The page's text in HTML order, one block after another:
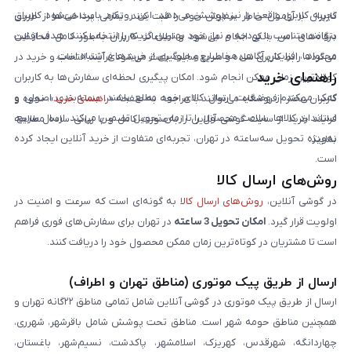
تجربه کاربری واقعی را نیز پوشش می‌دهد. این رویکرد باعث می‌شود کاربران
بتوانند متناسب با بودجه و نیاز خود بهترین گزینه را انتخاب کنند. هدف از این
محتواها، افزایش آگاهی مخاطبان و جلوگیری از خریدهای اشتباه است.
کاربران با آرامش خاطر سفارش خود را ثبت کنند. تمامی پرداخت‌ها از طریق
درگاه‌های امن بانکی انجام می‌شود و اطلاعات کاربران به‌طور کامل محافظت
می‌گردد. رابط کاربری ساده و سریع سایت باعث می‌شود فرآیند انتخاب و خرید در
کوتاه‌ترین زمان ممکن انجام شود. امکان پیگیری لحظه‌ای سفارش‌ها به کاربران
کمک می‌کند از وضعیت ارسال کالای خود مطلع باشند. بسته‌بندی اصولی و
استاندارد کالاها، سلامت محصول را تا زمان تحویل تضمین می‌کند. ارسال سریع،
به‌ویژه تحویل سه‌ساعته در تهران، تجربه‌ای متفاوت از خرید آنلاین ایجاد کرده
است.
راهنمای خرید
کاربران محترم فروشگاه می‌توانند با مراجعه به صفحه «راهنمای خرید»، نحوه و
فرایند خرید از سایت گوشی آنلاین را به‌صورت کامل و با زبانی ساده مطالعه
نمایند.
روش‌های ارسال کالا
در گوشی آنلاین، روش‌های ارسال کالا به گونه‌ای است که سرعت و امنیت در
اولویت قرار گیرد. امکان تحویل 3 ساعته
در تهران برای سفارش‌های فوری فراهم
است تا مشتریان در کوتاه‌ترین زمان ممکن محصول خود را دریافت کنند.
ارسال از طریق پیک موتوری (مناطق تهران و اطراف)
ارسال از طریق پیک موتوری در گوشی آنلاین شامل تمامی مناطق ۲۲گانه تهران و
همچنین مناطق حومه شهر است. مناطق تحت پوشش شامل باقرشهر، شهرری،
چهاردانگه، شهرقدس، کهریزک، اسلامشهر، پاکدشت، نسیم‌شهر، باغستان،